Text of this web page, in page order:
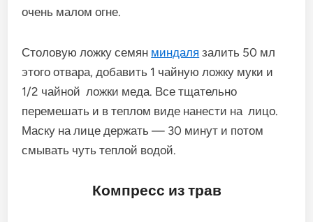
очень малом огне.
Столовую ложку семян миндаля залить 50 мл
этого отвара, добавить 1 чайную ложку муки и
1/2 чайной ложки меда. Все тщательно
перемешать и в теплом виде нанести на лицо.
Маску на лице держать — 30 минут и потом
смывать чуть теплой водой.
Компресс из трав